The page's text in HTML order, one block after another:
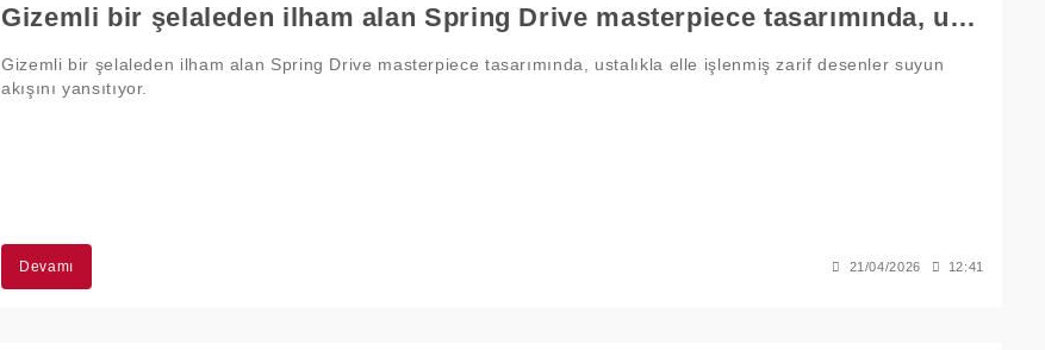
Gizemli bir şelaleden ilham alan Spring Drive masterpiece tasarımında, ustalıkla elle işlenmiş zarif desenler suyun akışını yansıtıyor.
Gizemli bir şelaleden ilham alan Spring Drive masterpiece tasarımında, ustalıkla elle işlenmiş zarif desenler suyun
akışını yansıtıyor.
Devamı 21/04/2026 12:41